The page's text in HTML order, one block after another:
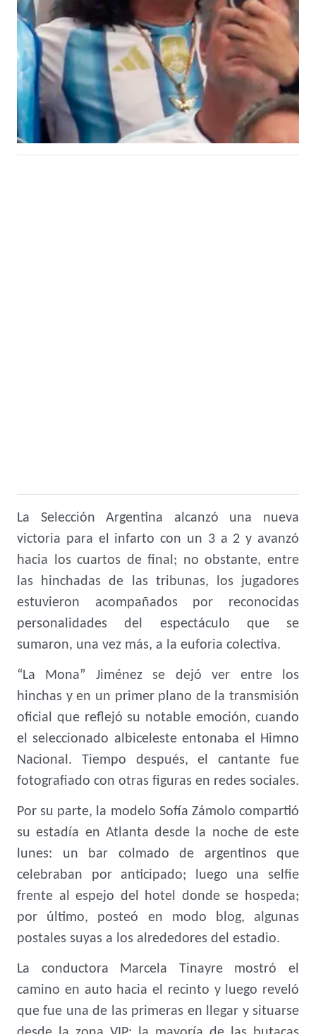
La Selección Argentina alcanzó una nueva
victoria para el infarto con un 3 a 2 y avanzó
hacia los cuartos de final; no obstante, entre
las hinchadas de las tribunas, los jugadores
estuvieron acompañados por reconocidas
personalidades del espectáculo que se
sumaron, una vez más, a la euforia colectiva.
“La Mona” Jiménez se dejó ver entre los
hinchas y en un primer plano de la transmisión
oficial que reflejó su notable emoción, cuando
el seleccionado albiceleste entonaba el Himno
Nacional. Tiempo después, el cantante fue
fotografiado con otras figuras en redes sociales.
Por su parte, la modelo Sofía Zámolo compartió
su estadía en Atlanta desde la noche de este
lunes: un bar colmado de argentinos que
celebraban por anticipado; luego una selfie
frente al espejo del hotel donde se hospeda;
por último, posteó en modo blog, algunas
postales suyas a los alrededores del estadio.
La conductora Marcela Tinayre mostró el
camino en auto hacia el recinto y luego reveló
que fue una de las primeras en llegar y situarse